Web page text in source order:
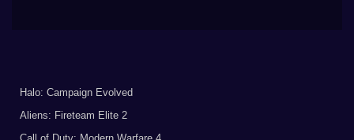
Halo: Campaign Evolved
Aliens: Fireteam Elite 2